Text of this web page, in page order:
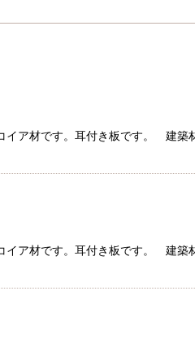
材です。耳付き板です。 建築
材です。耳付き板です。 建築